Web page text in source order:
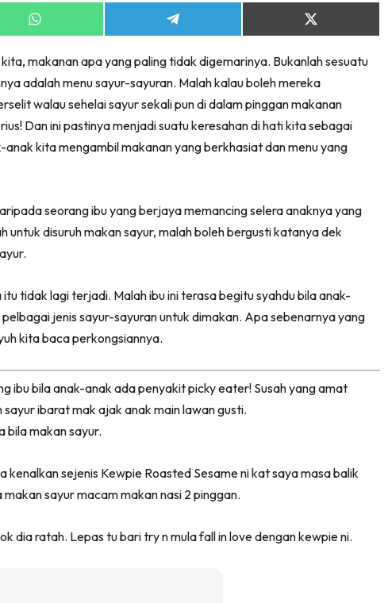
Share
on
Share
on
Share
on
(Twitter)
makanan apa yang paling tidak digemarinya. Bukanlah sesuatu
adalah menu sayur-sayuran. Malah kalau boleh mereka
walau sehelai sayur sekali pun di dalam pinggan makanan
Dan ini pastinya menjadi suatu keresahan di hati kita sebagai
anak kita mengambil makanan yang berkhasiat dan menu yang
seorang ibu yang berjaya memancing selera anaknya yang
untuk disuruh makan sayur, malah boleh bergusti katanya dek
tidak lagi terjadi. Malah ibu ini terasa begitu syahdu bila anak-
jenis sayur-sayuran untuk dimakan. Apa sebenarnya yang
kita baca perkongsiannya.
ibu bila anak-anak ada penyakit picky eater! Susah yang amat
sayur ibarat mak ajak anak main lawan gusti.
bila makan sayur.
kenalkan sejenis Kewpie Roasted Sesame ni kat saya masa balik
sayur macam makan nasi 2 pinggan.
dia ratah. Lepas tu bari try n mula fall in love dengan kewpie ni.